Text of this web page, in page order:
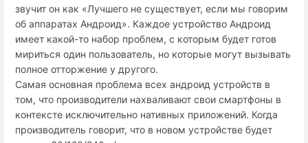
звучит он как «Лучшего не существует, если мы говорим
об аппаратах Андроид». Каждое устройство Андроид
имеет какой-то набор проблем, с которым будет готов
мириться один пользователь, но которые могут вызывать
полное отторжение у другого.
Самая основная проблема всех андроид устройств в
том, что производители нахваливают свои смартфоны в
контексте исключительно нативных приложений. Когда
производитель говорит, что в новом устройстве будет